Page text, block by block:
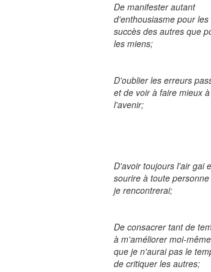
De manifester autant
d'enthousiasme pour les
succès des autres que
les miens;
D'oublier les erreurs
et de voir à faire mieux à
l'avenir;
D'avoir toujours l'air gai
sourire à toute
je rencontrerai;
De consacrer tant de
à m'améliorer moi-même
que je n'aurai pas le
de critiquer les autres;